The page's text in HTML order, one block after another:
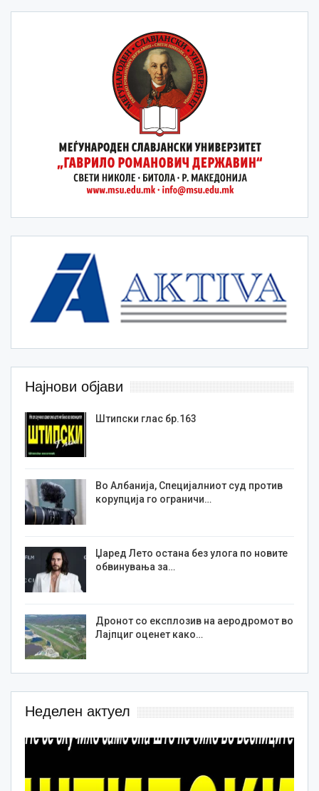
Најнови објави
Штипски глас бр.163
Во Албанија, Специјалниот суд против
корупција го ограничи…
Џаред Лето остана без улога по новите
обвинувања за…
Дронот со експлозив на аеродромот во
Лајпциг оценет како…
Неделен актуел